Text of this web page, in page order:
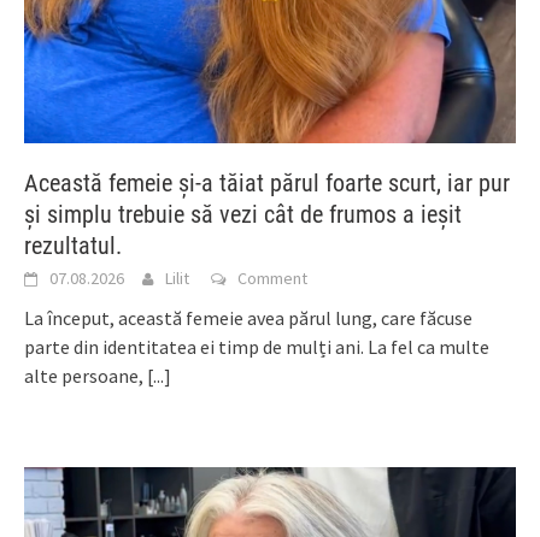
Această femeie și-a tăiat părul foarte scurt, iar pur
și simplu trebuie să vezi cât de frumos a ieșit
rezultatul.
07.08.2026 Lilit Comment
La început, această femeie avea părul lung, care făcuse
parte din identitatea ei timp de mulți ani. La fel ca multe
alte persoane, [...]